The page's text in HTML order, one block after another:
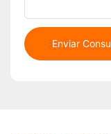
Enviar